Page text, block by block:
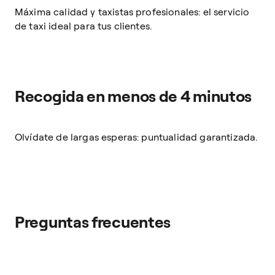
Máxima calidad y taxistas profesionales: el servicio
de taxi ideal para tus clientes.
Recogida en menos de 4 minutos
Olvídate de largas esperas: puntualidad garantizada.
Preguntas frecuentes